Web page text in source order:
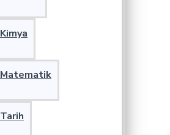
Kimya
Matematik
Tarih